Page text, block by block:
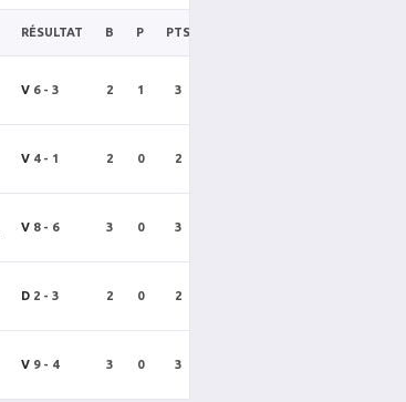
RÉSULTAT B P PTS
V 6 - 3 2 1 3
V 4 - 1 2 0 2
V 8 - 6 3 0 3
D 2 - 3 2 0 2
V 9 - 4 3 0 3